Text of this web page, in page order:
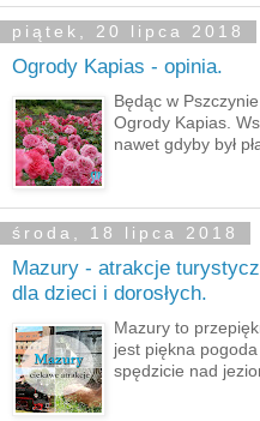
piątek, 20 lipca 2018
Ogrody Kapias - opinia.
Będąc w
Ogrody Kapias.
nawet gdyby był
środa, 18 lipca 2018
Mazury - atrakcje
dla dzieci i dorosłych.
Mazury to
jest piękna
spędzicie nad